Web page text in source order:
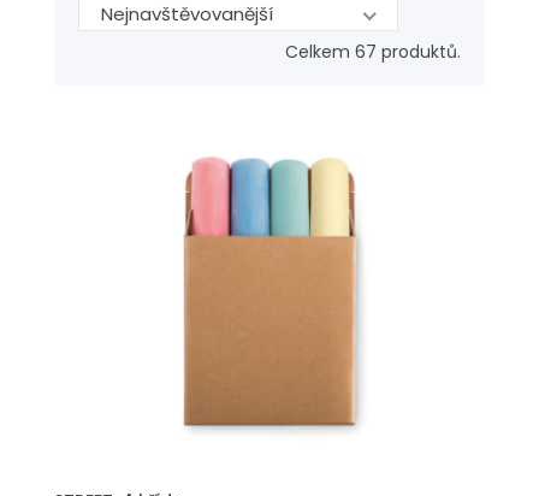
Nejnavštěvovanější
Celkem 67 produktů.